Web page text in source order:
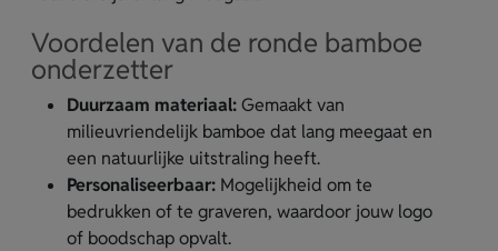
Voordelen van de ronde bamboe
onderzetter
Duurzaam materiaal:Gemaakt van
milieuvriendelijk bamboe dat lang meegaat en
een natuurlijke uitstraling heeft.
Personaliseerbaar: Mogelijkheid om te
bedrukken of te graveren, waardoor jouw logo
of boodschap opvalt.